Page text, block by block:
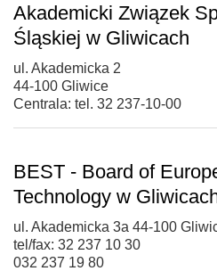
Akademicki Związek
Śląskiej w Gliwicach
ul. Akademicka 2
44-100 Gliwice
Centrala: tel. 32 237-10-00
BEST - Board of
Technology w
ul. Akademicka 3a 44-100
tel/fax: 32 237 10 30
032 237 19 80